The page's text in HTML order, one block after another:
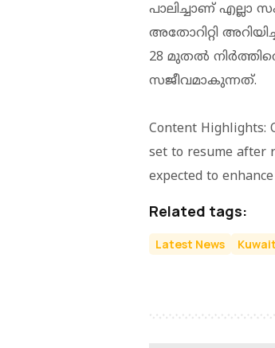
പാലിച്ചാണ് എല്ലാ
അതോറിറ്റി
28 മുതല്‍
സജീവമാകുന്നത്.
Content Highlights:
set to resume after
expected to
Related tags:
Latest News Kuwait